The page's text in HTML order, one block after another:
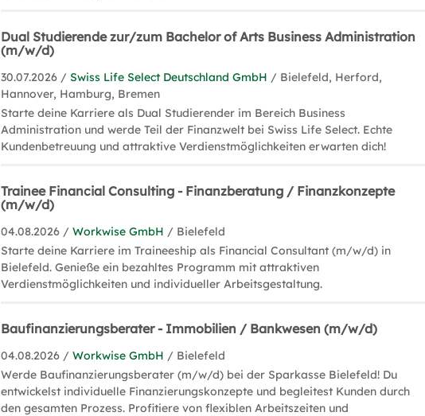
Dual Studierende zur/zum Bachelor of Arts Business Administration
(m/w/d)
30.07.2026 /Swiss Life Select Deutschland GmbH / Bielefeld, Herford,
Hannover, Hamburg, Bremen
Starte deine Karriere als Dual Studierender im Bereich Business
Administration und werde Teil der Finanzwelt bei Swiss Life Select. Echte
Kundenbetreuung und attraktive Verdienstmöglichkeiten erwarten dich!
Trainee Financial Consulting - Finanzberatung / Finanzkonzepte
(m/w/d)
04.08.2026 /Workwise GmbH / Bielefeld
Starte deine Karriere im Traineeship als Financial Consultant (m/w/d) in
Bielefeld. Genieße ein bezahltes Programm mit attraktiven
Verdienstmöglichkeiten und individueller Arbeitsgestaltung.
Baufinanzierungsberater - Immobilien / Bankwesen (m/w/d)
04.08.2026 /Workwise GmbH / Bielefeld
Werde Baufinanzierungsberater (m/w/d) bei der Sparkasse Bielefeld! Du
entwickelst individuelle Finanzierungskonzepte und begleitest Kunden durch
den gesamten Prozess. Profitiere von flexiblen Arbeitszeiten und